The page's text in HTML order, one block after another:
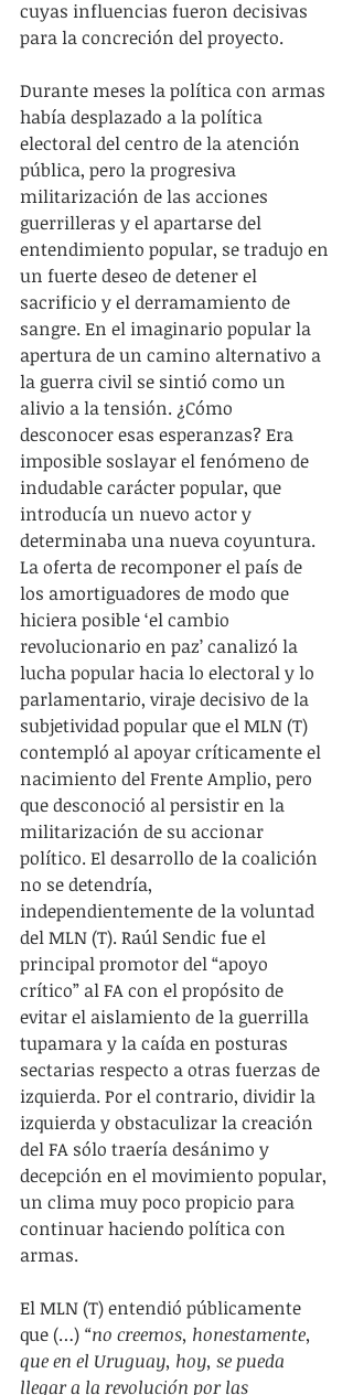
cuyas influencias fueron decisivas
para la concreción del proyecto.
Durante meses la política con armas
había desplazado a la política
electoral del centro de la atención
pública, pero la progresiva
militarización de las acciones
guerrilleras y el apartarse del
entendimiento popular, se tradujo en
un fuerte deseo de detener el
sacrificio y el derramamiento de
sangre. En el imaginario popular la
apertura de un camino alternativo a
la guerra civil se sintió como un
alivio a la tensión. ¿Cómo
desconocer esas esperanzas? Era
imposible soslayar el fenómeno de
indudable carácter popular, que
introducía un nuevo actor y
determinaba una nueva coyuntura.
La oferta de recomponer el país de
los amortiguadores de modo que
hiciera posible ‘el cambio
revolucionario en paz’ canalizó la
lucha popular hacia lo electoral y lo
parlamentario, viraje decisivo de la
subjetividad popular que el MLN (T)
contempló al apoyar críticamente el
nacimiento del Frente Amplio, pero
que desconoció al persistir en la
militarización de su accionar
político. El desarrollo de la coalición
no se detendría,
independientemente de la voluntad
del MLN (T). Raúl Sendic fue el
principal promotor del “apoyo
crítico” al FA con el propósito de
evitar el aislamiento de la guerrilla
tupamara y la caída en posturas
sectarias respecto a otras fuerzas de
izquierda. Por el contrario, dividir la
izquierda y obstaculizar la creación
del FA sólo traería desánimo y
decepción en el movimiento popular,
un clima muy poco propicio para
continuar haciendo política con
armas.
El MLN (T) entendió públicamente
que (…) “no creemos, honestamente,
que en el Uruguay, hoy, se pueda
llegar a la revolución por las